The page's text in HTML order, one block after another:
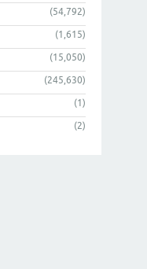
(54,792)
(1,615)
(15,050)
(245,630)
(1)
(2)